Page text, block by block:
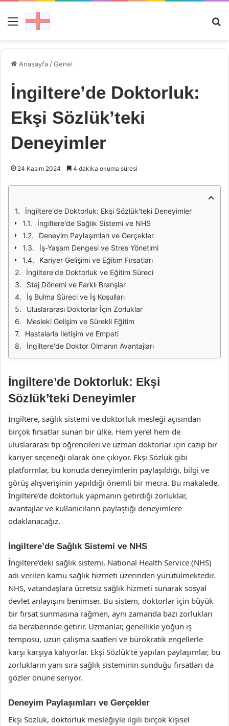
Menü
Anasayfa /Genel
İngiltere’de Doktorluk:
Ekşi Sözlük’teki
Deneyimler
24 Kasım 2024 4 dakika okuma süresi
İngiltere'de Doktorluk: Ekşi Sözlük'teki Deneyimler
İngiltere'de Sağlık Sistemi ve NHS
Deneyim Paylaşımları ve Gerçekler
İş-Yaşam Dengesi ve Stres Yönetimi
Kariyer Gelişimi ve Eğitim Fırsatları
İngiltere'de Doktorluk ve Eğitim Süreci
Staj Dönemi ve Farklı Branşlar
İş Bulma Süreci ve İş Koşulları
Uluslararası Doktorlar İçin Zorluklar
Mesleki Gelişim ve Sürekli Eğitim
Hastalarla İletişim ve Empati
İngiltere'de Doktor Olmanın Avantajları
İngiltere’de Doktorluk: Ekşi
Sözlük’teki Deneyimler
İngiltere, sağlık sistemi ve doktorluk mesleği açısından
birçok fırsatlar sunan bir ülke. Hem yerel hem de
uluslararası tıp öğrencileri ve uzman doktorlar için cazip bir
kariyer seçeneği olarak öne çıkıyor. Ekşi Sözlük gibi
platformlar, bu konuda deneyimlerin paylaşıldığı, bilgi ve
görüş alışverişinin yapıldığı önemli bir mecra. Bu makalede,
İngiltere’de doktorluk yapmanın getirdiği zorluklar,
avantajlar ve kullanıcıların paylaştığı deneyimlere
odaklanacağız.
İngiltere’de Sağlık Sistemi ve NHS
İngiltere’deki sağlık sistemi, National Health Service (NHS)
adı verilen kamu sağlık hizmeti üzerinden yürütülmektedir.
NHS, vatandaşlara ücretsiz sağlık hizmeti sunarak sosyal
devlet anlayışını benimser. Bu sistem, doktorlar için büyük
bir fırsat sunmasına rağmen, aynı zamanda bazı zorlukları
da beraberinde getirir. Uzmanlar, genellikle yoğun iş
temposu, uzun çalışma saatleri ve bürokratik engellerle
karşı karşıya kalıyorlar. Ekşi Sözlük’te yapılan paylaşımlar, bu
zorlukların yanı sıra sağlık sisteminin sunduğu fırsatları da
gözler önüne seriyor.
Deneyim Paylaşımları ve Gerçekler
Ekşi Sözlük, doktorluk mesleğiyle ilgili birçok kişisel